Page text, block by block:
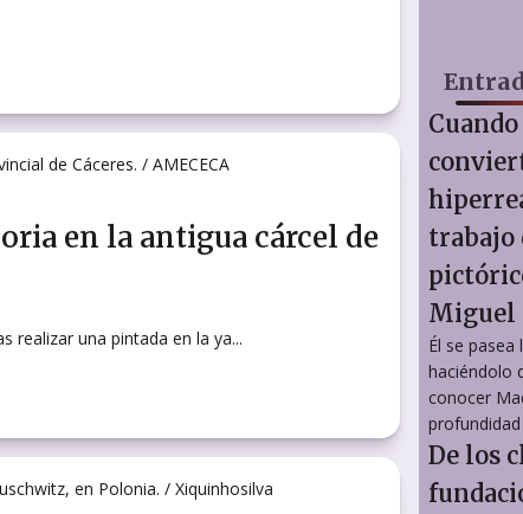
en la antigua cárcel de
realizar una pintada en la ya...
trabajo
Miguel
Él se pasea
haciéndolo
conocer
profundidad
De los